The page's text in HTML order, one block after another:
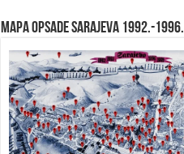
Mapa opsade Sarajeva 1992.-1996.